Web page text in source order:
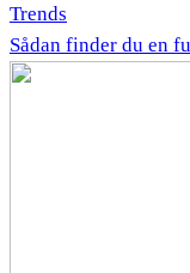
Trends
Sådan finder du en